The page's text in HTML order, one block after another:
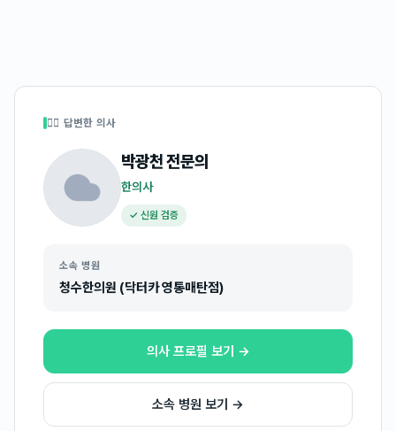
👩‍⚕️ 답변한 의사
박광천전문의
한의사
✓ 신원 검증
소속 병원
청수한의원 (닥터카 영통매탄점)
의사 프로필 보기 →
소속 병원 보기 →